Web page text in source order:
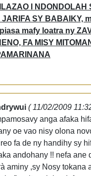
I NDONDOLAH
JARIFA SY BABAIKY,
mafy loatra ny
FA MISY
( 11/02/2009
anga afaka
oe vao nisy olona
fa de ny handihy sy
andohany !! nefa ane
aminy ,sy Nosy tokana